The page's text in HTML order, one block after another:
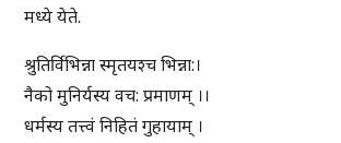
मध्ये येते.
श्रुतिर्विभिन्ना स्मृतयश्च भिन्ना:।
नैको मुनिर्यस्य वच: प्रमाणम् ।।
धर्मस्य तत्त्वं निहितं गुहायाम् ।